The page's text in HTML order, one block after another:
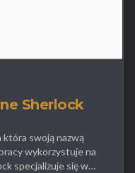
Sherlock
swoją nazwą
wykorzystuje na
specjalizuje się w